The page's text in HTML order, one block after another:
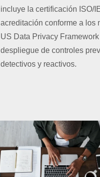
incluye la certificación ISO/
acreditación conforme a los
US Data Privacy Framework
despliegue de controles
detectivos y reactivos.